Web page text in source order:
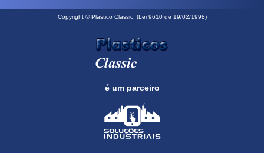
Copyright © Plastico Classic. (Lei 9610 de 19/02/1998)
é um parceiro